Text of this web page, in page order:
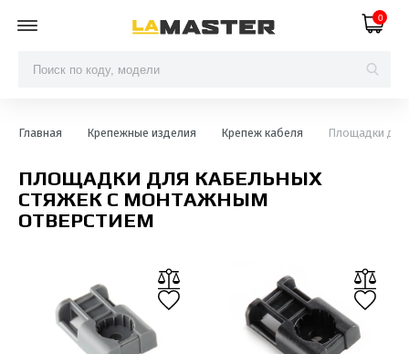
0
Главная Крепежные изделия Крепеж кабеля Площадки для
ПЛОЩАДКИ ДЛЯ КАБЕЛЬНЫХ
СТЯЖЕК С МОНТАЖНЫМ
ОТВЕРСТИЕМ